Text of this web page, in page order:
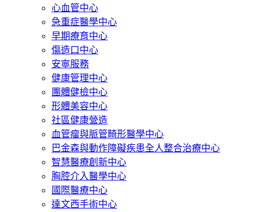
心血管中心
急重症醫學中心
早期療育中心
傷造口中心
安寧服務
健康管理中心
團體健檢中心
形體美容中心
社區健康營造
血管瘤與脈管畸形醫學中心
巴金森與動作障礙疾患全人整合治療中心
智慧醫療創新中心
胸腔介入醫學中心
國際醫療中心
達文西手術中心